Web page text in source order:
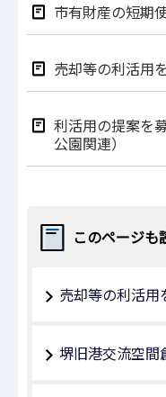
市有財産の短期
売却等の利活用
利活用の提案を
公園関連）
このページも
売却等の利活
堺旧港交流空間